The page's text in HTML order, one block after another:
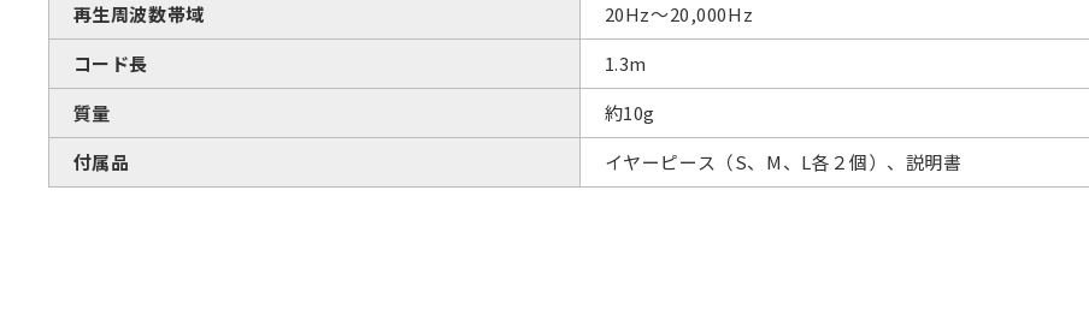
再生周波数帯域
20Hz～20,000Hz
コード長
1.3m
質量
約10g
付属品
イヤーピース（S、M、L各２個）、説明書